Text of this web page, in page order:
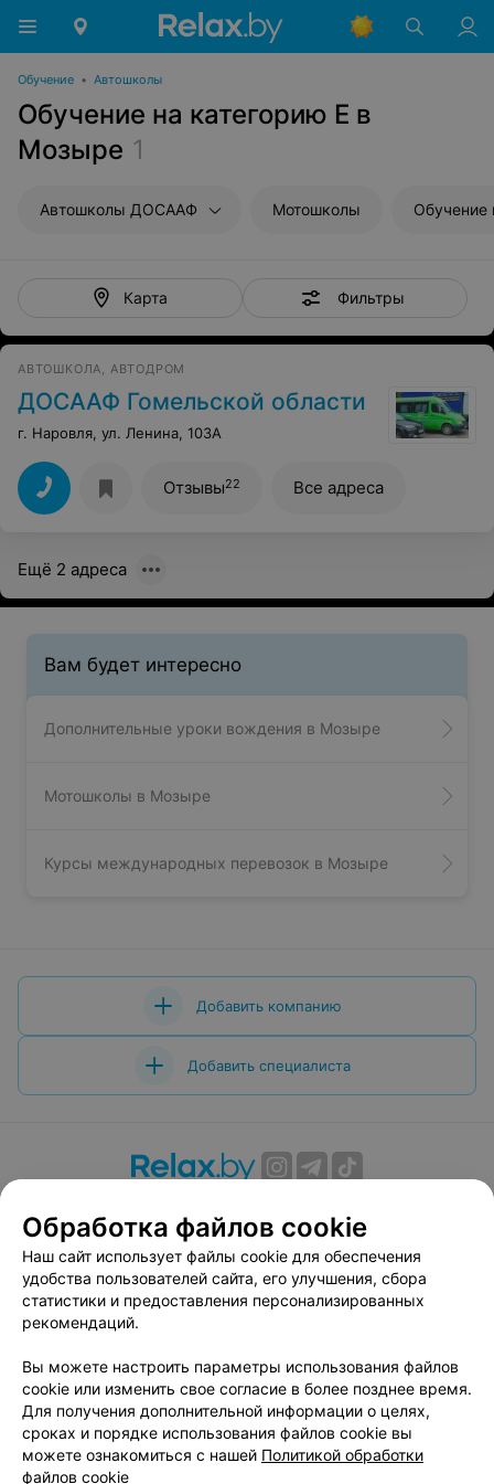
Обучение • Автошколы
Обучение на категорию E в
Мозыре 1
Автошколы ДОСААФ Мотошколы Обучение
Карта Фильтры
АВТОШКОЛА, АВТОДРОМ
ДОСААФ Гомельской области
г. Наровля, ул. Ленина, 103А
Отзывы22 Все адреса
Ещё 2 адреса
Вам будет интересно
Дополнительные уроки вождения в Мозыре
Мотошколы в Мозыре
Курсы международных перевозок в Мозыре
Добавить компанию
Добавить специалиста
Вакансии
Публичный договор
Способы оплаты
Публичный договор по использованию сервиса
«Афиша»
Пользовательское соглашение
Связаться по вопросам сотрудничества
Написать руководителю relax.by
Персональные настройки cookie
Обработка персональных данных
Обработка файлов cookie
Наш сайт использует файлы cookie для обеспечения
удобства пользователей сайта, его улучшения, сбора
статистики и предоставления персонализированных
рекомендаций.
Вы можете настроить параметры использования файлов
cookie или изменить свое согласие в более позднее время.
Для получения дополнительной информации о целях,
сроках и порядке использования файлов cookie вы
можете ознакомиться с нашей Политикой обработки
файлов cookie